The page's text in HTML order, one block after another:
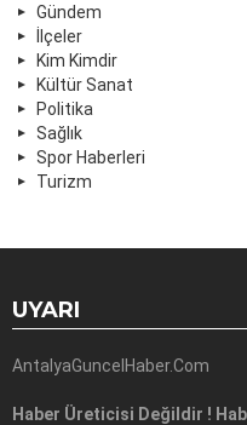
Gündem
İlçeler
Kim Kimdir
Kültür Sanat
Politika
Sağlık
Spor Haberleri
Turizm
UYARI
AntalyaGuncelHaber.Com
Haber Üreticisi Değildir !